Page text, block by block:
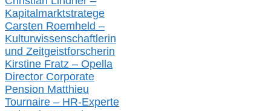
Kapitalmarktstratege
Carsten Roemheld –
Kulturwissenschaftlerin
und Zeitgeistforscherin
Kirstine Fratz – Opella
Director Corporate
Pension Matthieu
Tournaire – HR-Experte